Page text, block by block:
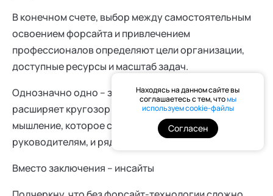
В конечном счете, выбор между самостоятельным
освоением форсайта и привлечением
профессионалов определяют цели организации,
доступные ресурсы и масштаб задач.
Однозначно одно – знакомство с этой методикой
расширяет кругозор и развивает стратегическое
мышление, которое сегодня требуется и
руководителям, и рядовым сотрудникам.
Вместо заключения – инсайты
Находясь на данном сайте вы
соглашаетесь с тем, чтомы
используем cookie-файлы
Согласен